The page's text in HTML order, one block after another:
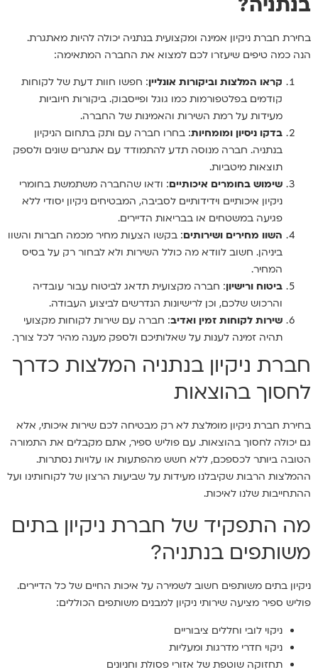
בחירת חברת ניקיון אמינה ומקצועית בנתניה יכולה להיות מאתגרת.
הנה כמה טיפים שיעזרו לכם למצוא את החברה המתאימה:
קראו המלצות וביקורות אונליין: חפשו חוות דעת של לקוחות
קודמים בפלטפורמות כמו גוגל ופייסבוק. ביקורות חיוביות
מעידות על רמת השירות והאמינות של החברה.
בדקו ניסיון ומומחיות: בחרו חברה עם ותק בתחום הניקיון
בנתניה. חברה מנוסה תדע להתמודד עם אתגרים שונים ולספק
תוצאות מיטביות.
שימוש בחומרים איכותיים: ודאו שהחברה משתמשת בחומרי
ניקיון איכותיים וידידותיים לסביבה, המבטיחים ניקיון יסודי ללא
פגיעה במשטחים או בבריאות הדיירים.
השוו מחירים ושירותים: בקשו הצעות מחיר מכמה חברות והשוו
ביניהן. חשוב לוודא מה כולל השירות ולא לבחור רק על בסיס
המחיר.
ביטוח ורישיון: חברה מקצועית תדאג לביטוח עבור עובדיה
והרכוש שלכם, וכן לרישיונות הנדרשים לביצוע העבודה.
שירות לקוחות זמין ואדיב: חברה עם שירות לקוחות מקצועי
תהיה זמינה לענות על שאלותיכם ולספק מענה מהיר לכל צורך.
חברת ניקיון בנתניה המלצות כדרך
לחסוך בהוצאות
בחירת חברת ניקיון מומלצת לא רק מבטיחה לכם שירות איכותי, אלא
גם יכולה לחסוך בהוצאות. עם פוליש ספיר, אתם מקבלים את התמורה
הטובה ביותר לכספכם, ללא חשש מהפתעות או עלויות נסתרות.
ההמלצות הרבות שקיבלנו מעידות על שביעות הרצון של לקוחותינו ועל
ההתחייבות שלנו לאיכות.
מה התפקיד של חברת ניקיון בתים
משותפים בנתניה?
ניקיון בתים משותפים חשוב לשמירה על איכות החיים של כל הדיירים.
פוליש ספיר מציעה שירותי ניקיון למבנים משותפים הכוללים:
ניקוי לובי וחללים ציבוריים
ניקוי חדרי מדרגות ומעליות
תחזוקה שוטפת של אזורי פסולת וחניונים